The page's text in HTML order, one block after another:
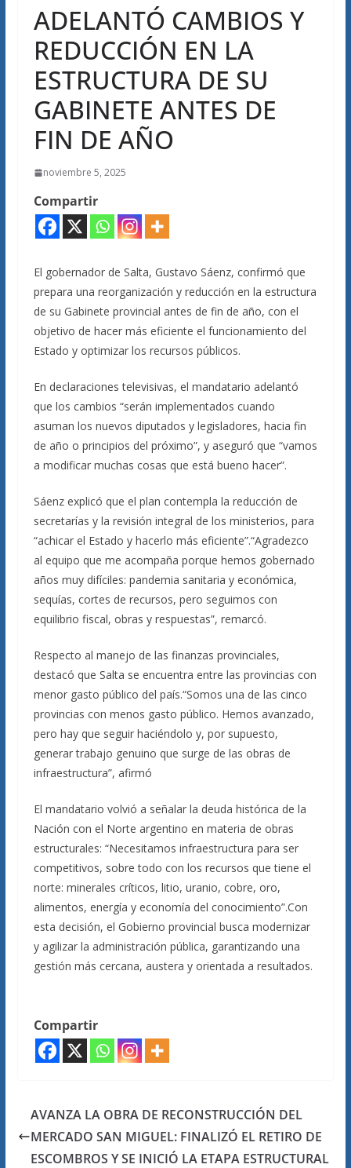
ADELANTÓ CAMBIOS Y
REDUCCIÓN EN LA
ESTRUCTURA DE SU
GABINETE ANTES DE
FIN DE AÑO
noviembre 5, 2025
Compartir
El gobernador de Salta, Gustavo Sáenz, confirmó que
prepara una reorganización y reducción en la estructura
de su Gabinete provincial antes de fin de año, con el
objetivo de hacer más eficiente el funcionamiento del
Estado y optimizar los recursos públicos.
En declaraciones televisivas, el mandatario adelantó
que los cambios “serán implementados cuando
asuman los nuevos diputados y legisladores, hacia fin
de año o principios del próximo”, y aseguró que “vamos
a modificar muchas cosas que está bueno hacer”.
Sáenz explicó que el plan contempla la reducción de
secretarías y la revisión integral de los ministerios, para
“achicar el Estado y hacerlo más eficiente”.“Agradezco
al equipo que me acompaña porque hemos gobernado
años muy difíciles: pandemia sanitaria y económica,
sequías, cortes de recursos, pero seguimos con
equilibrio fiscal, obras y respuestas”, remarcó.
Respecto al manejo de las finanzas provinciales,
destacó que Salta se encuentra entre las provincias con
menor gasto público del país.“Somos una de las cinco
provincias con menos gasto público. Hemos avanzado,
pero hay que seguir haciéndolo y, por supuesto,
generar trabajo genuino que surge de las obras de
infraestructura”, afirmó
El mandatario volvió a señalar la deuda histórica de la
Nación con el Norte argentino en materia de obras
estructurales: “Necesitamos infraestructura para ser
competitivos, sobre todo con los recursos que tiene el
norte: minerales críticos, litio, uranio, cobre, oro,
alimentos, energía y economía del conocimiento”.Con
esta decisión, el Gobierno provincial busca modernizar
y agilizar la administración pública, garantizando una
gestión más cercana, austera y orientada a resultados.
Compartir
AVANZA LA OBRA DE RECONSTRUCCIÓN DEL
MERCADO SAN MIGUEL: FINALIZÓ EL RETIRO DE
ESCOMBROS Y SE INICIÓ LA ETAPA ESTRUCTURAL